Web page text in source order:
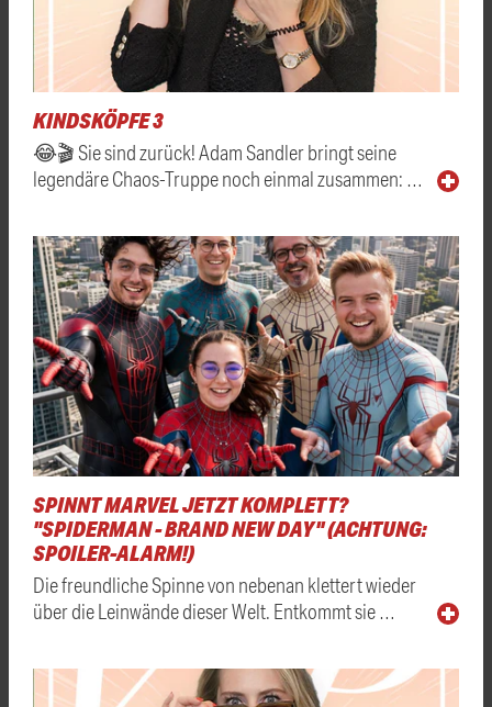
KINDSKÖPFE 3
😂🎬 Sie sind zurück! Adam Sandler bringt seine
legendäre Chaos-Truppe noch einmal zusammen: …
SPINNT MARVEL JETZT KOMPLETT?
"SPIDERMAN - BRAND NEW DAY" (ACHTUNG:
SPOILER-ALARM!)
Die freundliche Spinne von nebenan klettert wieder
über die Leinwände dieser Welt. Entkommt sie …